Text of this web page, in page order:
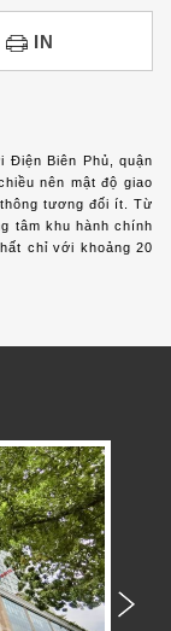
IN
Điện Biên Phủ, quận
nên mật độ giao
tương đối ít. Từ
tâm khu hành chính
chỉ với khoảng 20